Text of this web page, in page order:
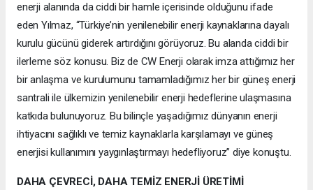
enerji alanında da ciddi bir hamle içerisinde olduğunu ifade
eden Yılmaz, “Türkiye’nin yenilenebilir enerji kaynaklarına dayalı
kurulu gücünü giderek artırdığını görüyoruz. Bu alanda ciddi bir
ilerleme söz konusu. Biz de CW Enerji olarak imza attığımız her
bir anlaşma ve kurulumunu tamamladığımız her bir güneş enerji
santrali ile ülkemizin yenilenebilir enerji hedeflerine ulaşmasına
katkıda bulunuyoruz. Bu bilinçle yaşadığımız dünyanın enerji
ihtiyacını sağlıklı ve temiz kaynaklarla karşılamayı ve güneş
enerjisi kullanımını yaygınlaştırmayı hedefliyoruz” diye konuştu.
DAHA ÇEVRECİ, DAHA TEMİZ ENERJİ ÜRETİMİ